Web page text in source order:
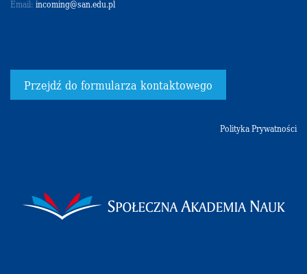
Email: incoming@san.edu.pl
Przejdź do formularza kontaktowego
Polityka Prywatności